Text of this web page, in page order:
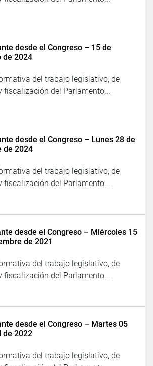
desde el Congreso – 15 de
de 2024
del trabajo legislativo, de
fiscalización del Parlamento...
desde el Congreso – Lunes 28 de
de 2024
del trabajo legislativo, de
fiscalización del Parlamento...
desde el Congreso – Miércoles 15
de 2021
del trabajo legislativo, de
fiscalización del Parlamento...
desde el Congreso – Martes 05
de 2022
del trabajo legislativo, de